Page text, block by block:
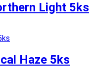
Light 5ks
Haze 5ks